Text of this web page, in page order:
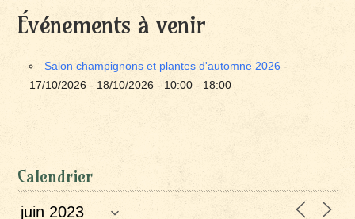
Événements à venir
Salon champignons et plantes d'automne 2026 -
17/10/2026 - 18/10/2026 - 10:00 - 18:00
Calendrier